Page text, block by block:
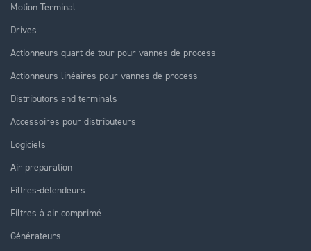
Motion Terminal
Drives
Actionneurs quart de tour pour vannes de process
Actionneurs linéaires pour vannes de process
Distributors and terminals
Accessoires pour distributeurs
Logiciels
Air preparation
Filtres-détendeurs
Filtres à air comprimé
Générateurs